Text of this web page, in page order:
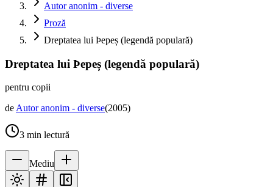
Autor anonim - diverse
Proză
Dreptatea lui Þepeș (legendă populară)
Dreptatea lui Þepeș (legendă populară)
pentru copii
deAutor anonim - diverse(2005)
3 min lectură
Mediu